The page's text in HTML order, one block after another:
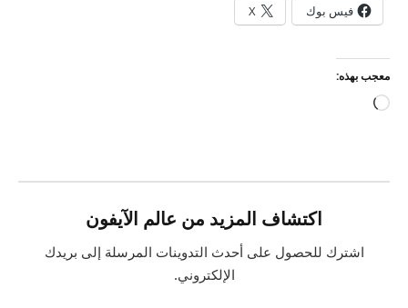
فيس بوك X
معجب بهذه:
جاري
اكتشاف المزيد من عالم الآيفون
اشترك للحصول على أحدث التدوينات المرسلة إلى بريدك
الإلكتروني.